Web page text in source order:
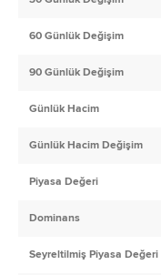
60 Günlük Değişim
90 Günlük Değişim
Günlük Hacim
Günlük Hacim Değişim
Piyasa Değeri
Dominans
Seyreltilmiş Piyasa Değeri